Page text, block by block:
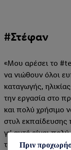
#Στέφαν
«Μου αρέσει το
να νιώθουν όλοι
καταγωγής,
την εργασία στο
και πολύ χρήσιμο
στυλ εκπαίδευσης
γι’ αυτό είναι
τρόπους
Πριν